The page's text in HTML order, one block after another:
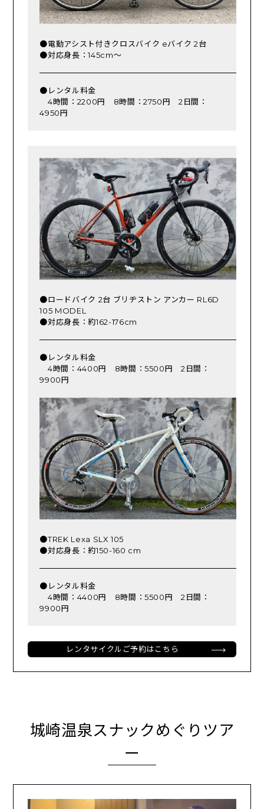
●電動アシスト付きクロスバイク eバイク 2台
●対応身長：145cm～
●レンタル料金
4時間：2200円 8時間：2750円 2日間：
4950円
●ロードバイク 2台 ブリヂストン アンカー RL6D
105 MODEL
●対応身長：約162-176cm
●レンタル料金
4時間：4400円 8時間：5500円 2日間：
9900円
●TREK Lexa SLX 105
●対応身長：約150-160 cm
●レンタル料金
4時間：4400円 8時間：5500円 2日間：
9900円
レンタサイクルご予約はこちら
城崎温泉スナックめぐりツア
ー